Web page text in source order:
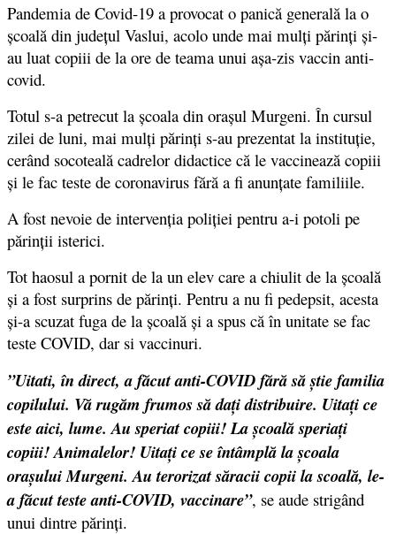
Pandemia de Covid-19 a provocat o panică generală la o
școală din județul Vaslui, acolo unde mai mulți părinți și-
au luat copiii de la ore de teama unui așa-zis vaccin anti-
covid.
Totul s-a petrecut la școala din orașul Murgeni. În cursul
zilei de luni, mai mulți părinți s-au prezentat la instituție,
cerând socoteală cadrelor didactice că le vaccinează copiii
şi le fac teste de coronavirus fără a fi anunțate familiile.
A fost nevoie de intervenția poliției pentru a-i potoli pe
părinții isterici.
Tot haosul a pornit de la un elev care a chiulit de la școală
și a fost surprins de părinți. Pentru a nu fi pedepsit, acesta
și-a scuzat fuga de la școală și a spus că în unitate se fac
teste COVID, dar si vaccinuri.
”Uitati, în direct, a făcut anti-COVID fără să ştie familia
copilului. Vă rugăm frumos să daţi distribuire. Uitaţi ce
este aici, lume. Au speriat copiii! La şcoală speriaţi
copiii! Animalelor! Uitaţi ce se întâmplă la şcoala
oraşului Murgeni. Au terorizat săracii copii la scoală, le-
a făcut teste anti-COVID, vaccinare”, se aude strigând
unui dintre părinți.